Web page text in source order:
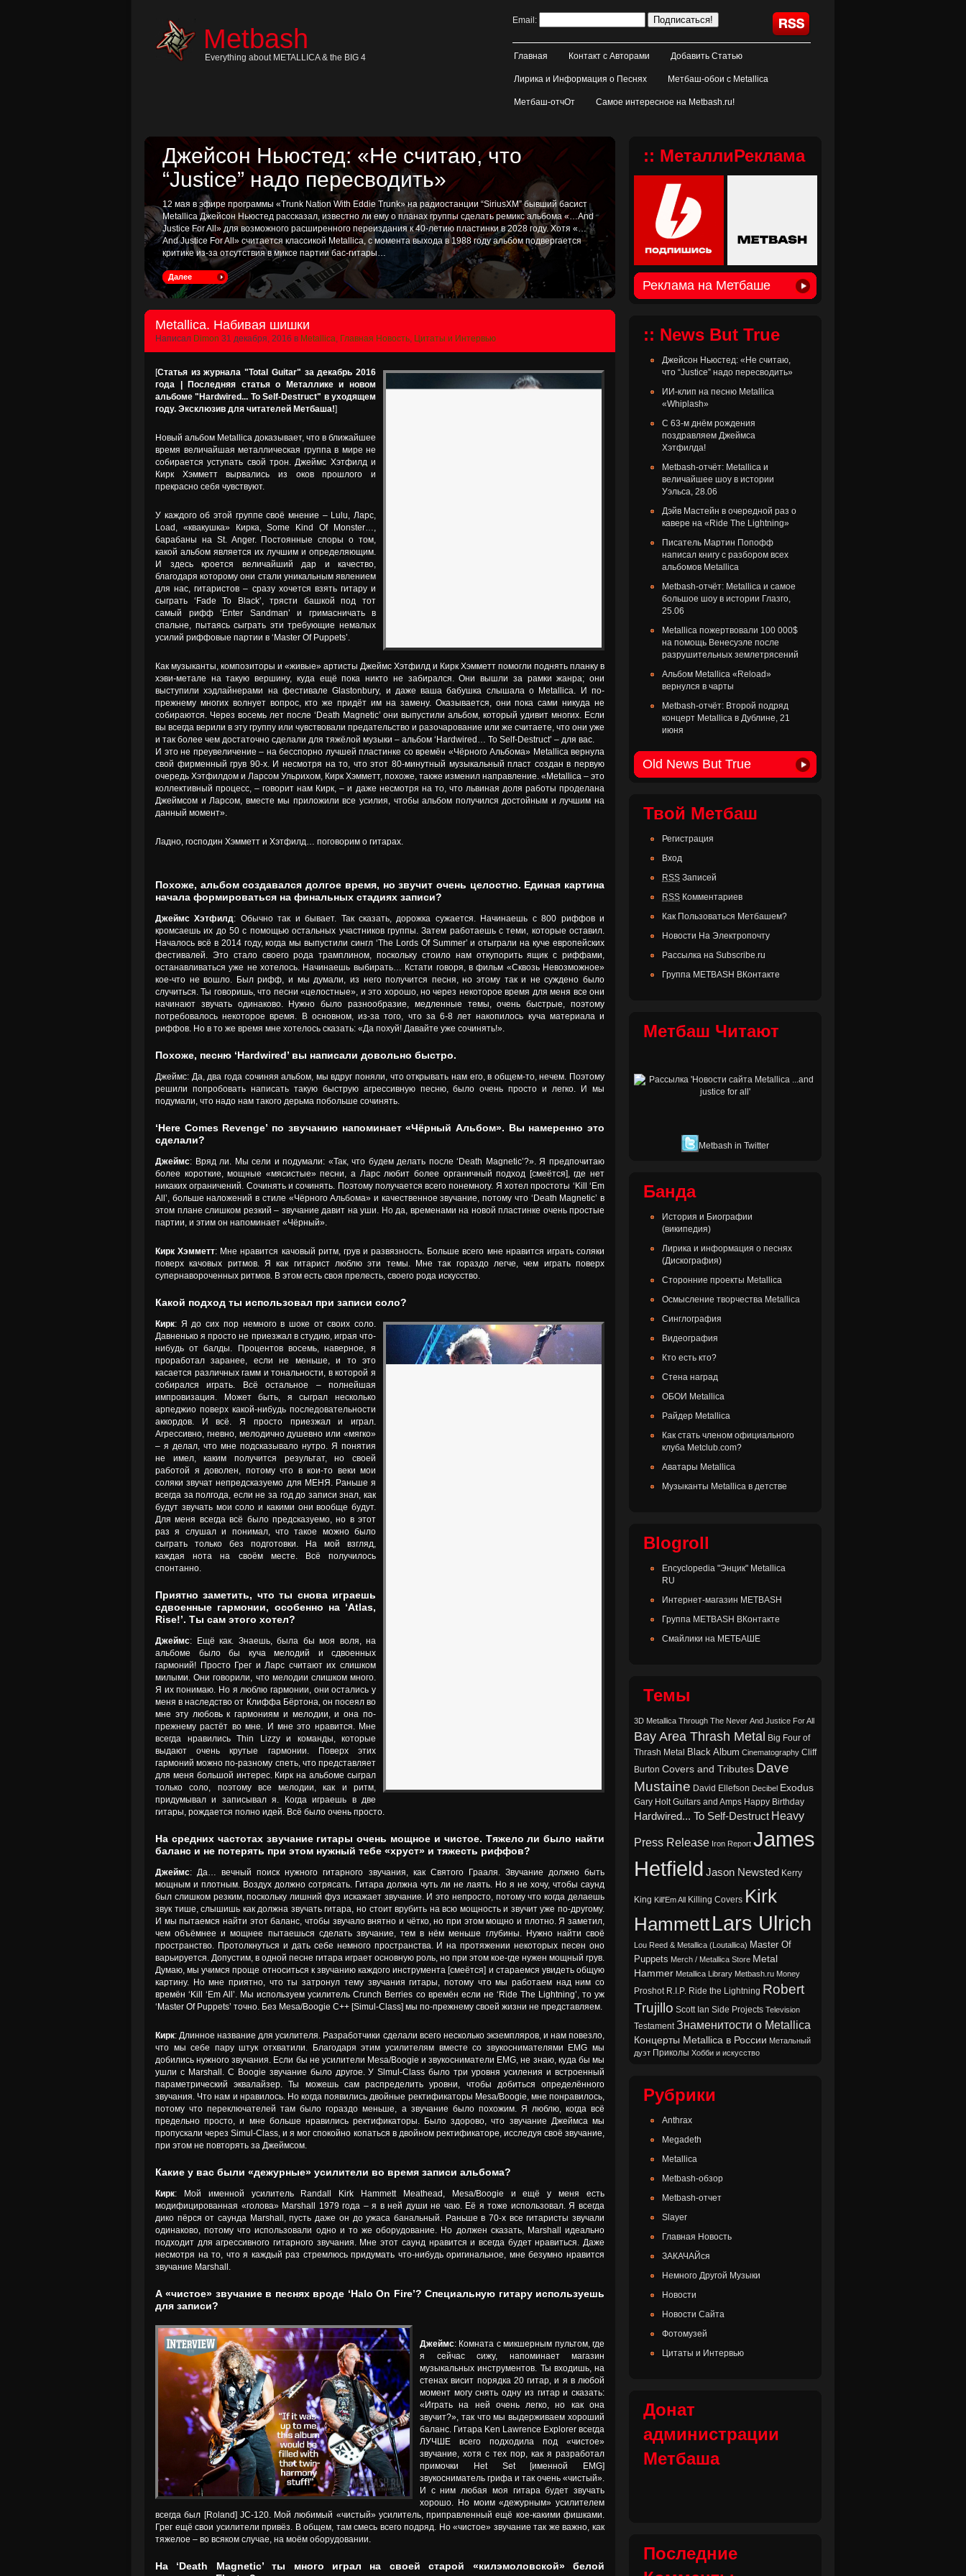
Metbash
Everything about METALLICA & the BIG 4
Email:
Главная Контакт с Авторами Добавить Статью
Лирика и Информация о Песнях Метбаш-обои с Metallica
Метбаш-отчОт Самое интересное на Metbash.ru!
Джейсон Ньюстед: «Не считаю, что
“Justice” надо пересводить»
12 мая в эфире программы «Trunk Nation With Eddie Trunk» на радиостанции “SiriusXM” бывший басист
Metallica Джейсон Ньюстед рассказал, известно ли ему о планах группы сделать ремикс альбома «…And
Justice For All» для возможного расширенного переиздания к 40-летию пластинки в 2028 году. Хотя «…
And Justice For All» считается классикой Metallica, с момента выхода в 1988 году альбом подвергается
критике из-за отсутствия в миксе партии бас-гитары…
Далее
Metallica. Набивая шишки
Написал Dimon 31 декабря, 2016 в Metallica, Главная Новость, Цитаты и Интервью
[Статья из журнала "Total Guitar" за декабрь 2016
года | Последняя статья о Металлике и новом
альбоме "Hardwired... To Self-Destruct" в уходящем
году. Эксклюзив для читателей Метбаша!]
Новый альбом Metallica доказывает, что в ближайшее
время величайшая металлическая группа в мире не
собирается уступать свой трон. Джеймс Хэтфилд и
Кирк Хэмметт вырвались из оков прошлого и
прекрасно себя чувствуют.
У каждого об этой группе своё мнение – Lulu, Ларс,
Load, «квакушка» Кирка, Some Kind Of Monster…,
барабаны на St. Anger. Постоянные споры о том,
какой альбом является их лучшим и определяющим.
И здесь кроется величайший дар и качество,
благодаря которому они стали уникальным явлением
для нас, гитаристов – сразу хочется взять гитару и
сыграть ‘Fade To Black’, трясти башкой под тот
самый рифф ‘Enter Sandman’ и гримасничать в
спальне, пытаясь сыграть эти требующие немалых
усилий риффовые партии в ‘Master Of Puppets’.
Как музыканты, композиторы и «живые» артисты Джеймс Хэтфилд и Кирк Хэмметт помогли поднять планку в
хэви-метале на такую вершину, куда ещё пока никто не забирался. Они вышли за рамки жанра; они
выступили хэдлайнерами на фестивале Glastonbury, и даже ваша бабушка слышала о Metallica. И по-
прежнему многих волнует вопрос, кто же придёт им на замену. Оказывается, они пока сами никуда не
собираются. Через восемь лет после ‘Death Magnetic’ они выпустили альбом, который удивит многих. Если
вы всегда верили в эту группу или чувствовали предательство и разочарование или же считаете, что они уже
и так более чем достаточно сделали для тяжёлой музыки – альбом ‘Hardwired… To Self-Destruct’ – для вас.
И это не преувеличение – на бесспорно лучшей пластинке со времён «Чёрного Альбома» Metallica вернула
свой фирменный грув 90-х. И несмотря на то, что этот 80-минутный музыкальный пласт создан в первую
очередь Хэтфилдом и Ларсом Ульрихом, Кирк Хэмметт, похоже, также изменил направление. «Metallica – это
коллективный процесс, – говорит нам Кирк, – и даже несмотря на то, что львиная доля работы проделана
Джеймсом и Ларсом, вместе мы приложили все усилия, чтобы альбом получился достойным и лучшим на
данный момент».
Ладно, господин Хэмметт и Хэтфилд… поговорим о гитарах.
Похоже, альбом создавался долгое время, но звучит очень целостно. Единая картина
начала формироваться на финальных стадиях записи?
Джеймс Хэтфилд: Обычно так и бывает. Так сказать, дорожка сужается. Начинаешь с 800 риффов и
кромсаешь их до 50 с помощью остальных участников группы. Затем работаешь с теми, которые оставил.
Началось всё в 2014 году, когда мы выпустили сингл ‘The Lords Of Summer’ и отыграли на куче европейских
фестивалей. Это стало своего рода трамплином, поскольку стоило нам откупорить ящик с риффами,
останавливаться уже не хотелось. Начинаешь выбирать… Кстати говоря, в фильм «Сквозь Невозможное»
кое-что не вошло. Был рифф, и мы думали, из него получится песня, но этому так и не суждено было
случиться. Ты говоришь, что песни «целостные», и это хорошо, но через некоторое время для меня все они
начинают звучать одинаково. Нужно было разнообразие, медленные темы, очень быстрые, поэтому
потребовалось некоторое время. В основном, из-за того, что за 6-8 лет накопилось куча материала и
риффов. Но в то же время мне хотелось сказать: «Да похуй! Давайте уже сочинять!».
Похоже, песню ‘Hardwired’ вы написали довольно быстро.
Джеймс: Да, два года сочиняя альбом, мы вдруг поняли, что открывать нам его, в общем-то, нечем. Поэтому
решили попробовать написать такую быструю агрессивную песню, было очень просто и легко. И мы
подумали, что надо нам такого дерьма побольше сочинять.
‘Here Comes Revenge’ по звучанию напоминает «Чёрный Альбом». Вы намеренно это
сделали?
Джеймс: Вряд ли. Мы сели и подумали: «Так, что будем делать после ‘Death Magnetic’?». Я предпочитаю
более короткие, мощные «мясистые» песни, а Ларс любит более органичный подход [смеётся], где нет
никаких ограничений. Сочинять и сочинять. Поэтому получается всего понемногу. Я хотел простоты ‘Kill ‘Еm
All’, больше наложений в стиле «Чёрного Альбома» и качественное звучание, потому что ‘Death Magnetic’ в
этом плане слишком резкий – звучание давит на уши. Но да, временами на новой пластинке очень простые
партии, и этим он напоминает «Чёрный».
Кирк Хэмметт: Мне нравится качовый ритм, грув и развязность. Больше всего мне нравится играть соляки
поверх качовых ритмов. Я как гитарист люблю эти темы. Мне так гораздо легче, чем играть поверх
супернавороченных ритмов. В этом есть своя прелесть, своего рода искусство.
Какой подход ты использовал при записи соло?
Кирк: Я до сих пор немного в шоке от своих соло.
Давненько я просто не приезжал в студию, играя что-
нибудь от балды. Процентов восемь, наверное, я
проработал заранее, если не меньше, и то это
касается различных гамм и тональности, в которой я
собирался играть. Всё остальное – полнейшая
импровизация. Может быть, я сыграл несколько
арпеджио поверх какой-нибудь последовательности
аккордов. И всё. Я просто приезжал и играл.
Агрессивно, гневно, мелодично душевно или «мягко»
– я делал, что мне подсказывало нутро. Я понятия
не имел, каким получится результат, но своей
работой я доволен, потому что в кои-то веки мои
соляки звучат непредсказуемо для МЕНЯ. Раньше я
всегда за полгода, если не за год до записи знал, как
будут звучать мои соло и какими они вообще будут.
Для меня всегда всё было предсказуемо, но в этот
раз я слушал и понимал, что такое можно было
сыграть только без подготовки. На мой взгляд,
каждая нота на своём месте. Всё получилось
спонтанно.
Приятно заметить, что ты снова играешь
сдвоенные гармонии, особенно на ‘Atlas,
Rise!’. Ты сам этого хотел?
Джеймс: Ещё как. Знаешь, была бы моя воля, на
альбоме было бы куча мелодий и сдвоенных
гармоний! Просто Грег и Ларс считают их слишком
милыми. Они говорили, что мелодии слишком много.
Я их понимаю. Но я люблю гармонии, они остались у
меня в наследство от Клиффа Бёртона, он посеял во
мне эту любовь к гармониям и мелодии, и она по-
прежнему растёт во мне. И мне это нравится. Мне
всегда нравились Thin Lizzy и команды, которые
выдают очень крутые гармонии. Поверх этих
гармоний можно по-разному спеть, что представляет
для меня большой интерес. Кирк на альбоме сыграл
только соло, поэтому все мелодии, как и ритм,
придумывал и записывал я. Когда играешь в две
гитары, рождается полно идей. Всё было очень просто.
На средних частотах звучание гитары очень мощное и чистое. Тяжело ли было найти
баланс и не потерять при этом нужный тебе «хруст» и тяжесть риффов?
Джеймс: Да… вечный поиск нужного гитарного звучания, как Святого Грааля. Звучание должно быть
мощным и плотным. Воздух должно сотрясать. Гитара должна чуть ли не лаять. Но я не хочу, чтобы саунд
был слишком резким, поскольку лишний фуз искажает звучание. И это непросто, потому что когда делаешь
звук тише, слышишь как должна звучать гитара, но стоит врубить на всю мощность и звучит уже по-другому.
И мы пытаемся найти этот баланс, чтобы звучало внятно и чётко, но при этом мощно и плотно. Я заметил,
чем объёмнее и мощнее пытаешься сделать звучание, тем в нём меньше глубины. Нужно найти своё
пространство. Протолкнуться и дать себе немного пространства. И на протяжении некоторых песен оно
варьируется. Допустим, в одной песне гитара играет основную роль, но при этом кое-где нужен мощный грув.
Думаю, мы учимся проще относиться к звучанию каждого инструмента [смеётся] и стараемся увидеть общую
картину. Но мне приятно, что ты затронул тему звучания гитары, потому что мы работаем над ним со
времён ‘Kill ‘Em All’. Мы используем усилитель Crunch Berries со времён если не ‘Ride The Lightning’, то уж
‘Master Of Puppets’ точно. Без Mesa/Boogie C++ [Simul-Class] мы по-прежнему своей жизни не представляем.
Кирк: Длинное название для усилителя. Разработчики сделали всего несколько экземпляров, и нам повезло,
что мы себе пару штук отхватили. Благодаря этим усилителям вместе со звукоснимателями EMG мы
добились нужного звучания. Если бы не усилители Mesa/Boogie и звукосниматели EMG, не знаю, куда бы мы
ушли с Marshall. C Boogie звучание было другое. У Slmul-Class было три уровня усиления и встроенный
параметрический эквалайзер. Ты можешь сам распределить уровни, чтобы добиться определённого
звучания. Что нам и нравилось. Но когда появились двойные ректификаторы Mesa/Boogie, мне понравилось,
потому что переключателей там было гораздо меньше, а звучание было похожим. Я люблю, когда всё
предельно просто, и мне больше нравились ректификаторы. Было здорово, что звучание Джеймса мы
пропускали через Simul-Class, и я мог спокойно копаться в двойном ректификаторе, исследуя своё звучание,
при этом не повторять за Джеймсом.
Какие у вас были «дежурные» усилители во время записи альбома?
Кирк: Мой именной усилитель Randall Kirk Hammett Meathead, Mesa/Boogie и ещё у меня есть
модифицированная «голова» Marshall 1979 года – я в ней души не чаю. Её я тоже использовал. Я всегда
дико пёрся от саунда Marshall, пусть даже он до ужаса банальный. Раньше в 70-х все гитаристы звучали
одинаково, потому что использовали одно и то же оборудование. Но должен сказать, Marshall идеально
подходит для агрессивного гитарного звучания. Мне этот саунд нравится и всегда будет нравиться. Даже
несмотря на то, что я каждый раз стремлюсь придумать что-нибудь оригинальное, мне безумно нравится
звучание Marshall.
А «чистое» звучание в песнях вроде ‘Halo On Fire’? Специальную гитару используешь
для записи?
Джеймс: Комната с микшерным пультом, где
я сейчас сижу, напоминает магазин
музыкальных инструментов. Ты входишь, на
стенах висит порядка 20 гитар, и я в любой
момент могу снять одну из гитар и сказать:
«Играть на ней очень легко, но как она
звучит?», так что мы выдерживаем хороший
баланс. Гитара Ken Lawrence Explorer всегда
ЛУЧШЕ всего подходила под «чистое»
звучание, хотя с тех пор, как я разработал
примочки Het Set [именной EMG]
звукосниматель грифа и так очень «чистый».
И с ним любая моя гитара будет звучать
хорошо. Но моим «дежурным» усилителем
всегда был [Roland] JC-120. Мой любимый «чистый» усилитель, приправленный ещё кое-какими фишками.
Грег ещё свои усилители привёз. В общем, там смесь всего подряд. Но «чистое» звучание так же важно, как
тяжелое – во всяком случае, на моём оборудовании.
На ‘Death Magnetic’ ты много играл на своей старой «килэмоловской» белой
:: МеталлиРеклама
Реклама на Метбаше
:: News But True
Джейсон Ньюстед: «Не считаю,
что “Justice” надо пересводить»
ИИ-клип на песню Metallica
«Whiplash»
С 63-м днём рождения
поздравляем Джеймса
Хэтфилда!
Metbash-отчёт: Metallica и
величайшее шоу в истории
Уэльса, 28.06
Дэйв Мастейн в очередной раз о
кавере на «Ride The Lightning»
Писатель Мартин Попофф
написал книгу с разбором всех
альбомов Metallica
Metbash-отчёт: Metallica и самое
большое шоу в истории Глазго,
25.06
Metallica пожертвовали 100 000$
на помощь Венесуэле после
разрушительных землетрясений
Альбом Metallica «Reload»
вернулся в чарты
Metbash-отчёт: Второй подряд
концерт Metallica в Дублине, 21
июня
Old News But True
Твой Метбаш
Регистрация
Вход
RSS Записей
RSS Комментариев
Как Пользоваться Метбашем?
Новости На Электропочту
Рассылка на Subscribe.ru
Группа METBASH ВКонтакте
Метбаш Читают
Metbash in Twitter
Банда
История и Биографии
(википедия)
Лирика и информация о песнях
(Дискография)
Сторонние проекты Metallica
Осмысление творчества Metallica
Синглография
Видеография
Кто есть кто?
Стена наград
ОБОИ Metallica
Райдер Metallica
Как стать членом официального
клуба Metclub.com?
Аватары Metallica
Музыканты Metallica в детстве
Blogroll
Encyclopedia "Энцик" Metallica
RU
Интернет-магазин METBASH
Группа METBASH ВКонтакте
Смайлики на МЕТБАШЕ
Темы
3D Metallica Through The Never And Justice For All
Bay Area Thrash Metal Big Four of
Thrash Metal Black Album Cinematography Cliff
Burton Covers and Tributes Dave
Mustaine David Ellefson Decibel Exodus
Gary Holt Guitars and Amps Happy Birthday
Hardwired... To Self-Destruct Heavy
Press Release Iron Report James
Hetfield Jason Newsted Kerry
King Kill'Em All Killing Covers Kirk
HammettLars Ulrich
Lou Reed & Metallica (Loutallica) Master Of
Puppets Merch / Metallica Store Metal
Hammer Metallica Library Metbash.ru Money
Proshot R.I.P. Ride the Lightning Robert
Trujillo Scott Ian Side Projects Television
Testament Знаменитости о Metallica
Концерты Metallica в России Метальный
дуэт Приколы Хобби и искусство
Рубрики
Anthrax
Megadeth
Metallica
Metbash-обзор
Metbash-отчет
Slayer
Главная Новость
ЗАКАЧАЙся
Немного Другой Музыки
Новости
Новости Сайта
Фотомузей
Цитаты и Интервью
Донат
администрации
Метбаша
Последние